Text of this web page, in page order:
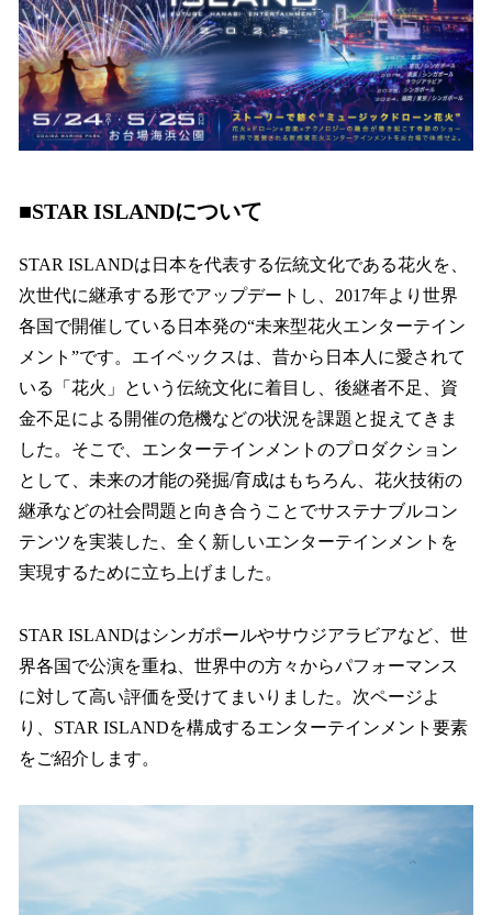
■STAR ISLANDについて
STAR ISLANDは日本を代表する伝統文化である花火を、
次世代に継承する形でアップデートし、2017年より世界
各国で開催している日本発の“未来型花火エンターテイン
メント”です。エイベックスは、昔から日本人に愛されて
いる「花火」という伝統文化に着目し、後継者不足、資
金不足による開催の危機などの状況を課題と捉えてきま
した。そこで、エンターテインメントのプロダクション
として、未来の才能の発掘/育成はもちろん、花火技術の
継承などの社会問題と向き合うことでサステナブルコン
テンツを実装した、全く新しいエンターテインメントを
実現するために立ち上げました。
STAR ISLANDはシンガポールやサウジアラビアなど、世
界各国で公演を重ね、世界中の方々からパフォーマンス
に対して高い評価を受けてまいりました。次ページよ
り、STAR ISLANDを構成するエンターテインメント要素
をご紹介します。